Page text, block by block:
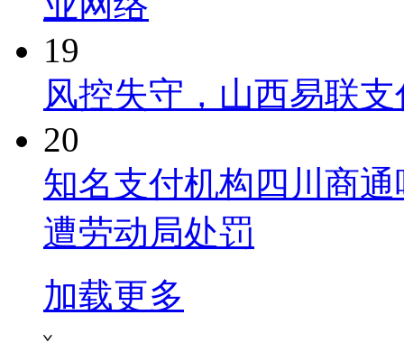
19
风控失守，山西易联
20
知名支付机构四川商
遭劳动局处罚
加载更多